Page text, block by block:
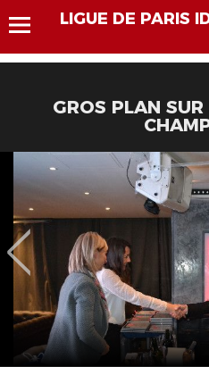
LIGUE DE PARIS
GROS PLAN